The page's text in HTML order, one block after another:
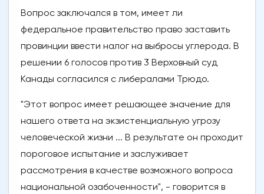
Вопрос заключался в том, имеет ли
федеральное правительство право заставить
провинции ввести налог на выбросы углерода. В
решении 6 голосов против 3 Верховный суд
Канады согласился с либералами Трюдо.
"Этот вопрос имеет решающее значение для
нашего ответа на экзистенциальную угрозу
человеческой жизни ... В результате он проходит
пороговое испытание и заслуживает
рассмотрения в качестве возможного вопроса
национальной озабоченности", - говорится в